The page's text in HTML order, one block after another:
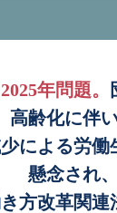
年問題。
高齢化に伴い
による労働
懸念され、
方改革関連